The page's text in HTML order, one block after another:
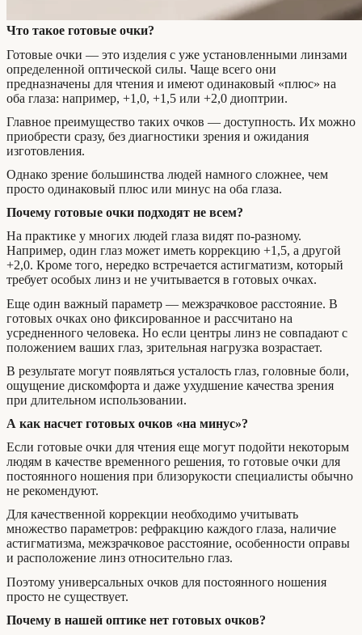
Что такое готовые очки?
Готовые очки — это изделия с уже установленными линзами
определенной оптической силы. Чаще всего они
предназначены для чтения и имеют одинаковый «плюс» на
оба глаза: например, +1,0, +1,5 или +2,0 диоптрии.
Главное преимущество таких очков — доступность. Их можно
приобрести сразу, без диагностики зрения и ожидания
изготовления.
Однако зрение большинства людей намного сложнее, чем
просто одинаковый плюс или минус на оба глаза.
Почему готовые очки подходят не всем?
На практике у многих людей глаза видят по-разному.
Например, один глаз может иметь коррекцию +1,5, а другой
+2,0. Кроме того, нередко встречается астигматизм, который
требует особых линз и не учитывается в готовых очках.
Еще один важный параметр — межзрачковое расстояние. В
готовых очках оно фиксированное и рассчитано на
усредненного человека. Но если центры линз не совпадают с
положением ваших глаз, зрительная нагрузка возрастает.
В результате могут появляться усталость глаз, головные боли,
ощущение дискомфорта и даже ухудшение качества зрения
при длительном использовании.
А как насчет готовых очков «на минус»?
Если готовые очки для чтения еще могут подойти некоторым
людям в качестве временного решения, то готовые очки для
постоянного ношения при близорукости специалисты обычно
не рекомендуют.
Для качественной коррекции необходимо учитывать
множество параметров: рефракцию каждого глаза, наличие
астигматизма, межзрачковое расстояние, особенности оправы
и расположение линз относительно глаз.
Поэтому универсальных очков для постоянного ношения
просто не существует.
Почему в нашей оптике нет готовых очков?